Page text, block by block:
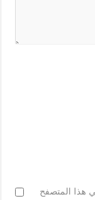
هذا المتصفح